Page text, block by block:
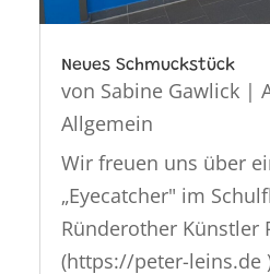
Neues Schmuckstück
von Sabine Gawlick|
Allgemein
Wir freuen uns über
„Eyecatcher" im
Ründerother Künstler
(https://peter-leins.de